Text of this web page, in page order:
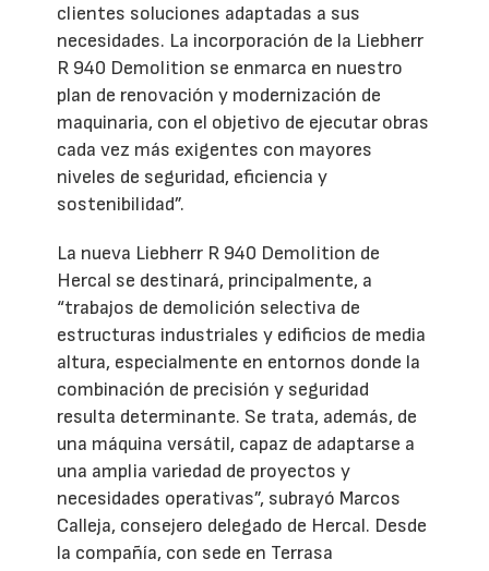
clientes soluciones adaptadas a sus
necesidades. La incorporación de la Liebherr
R 940 Demolition se enmarca en nuestro
plan de renovación y modernización de
maquinaria, con el objetivo de ejecutar obras
cada vez más exigentes con mayores
niveles de seguridad, eficiencia y
sostenibilidad”.
La nueva Liebherr R 940 Demolition de
Hercal se destinará, principalmente, a
“trabajos de demolición selectiva de
estructuras industriales y edificios de media
altura, especialmente en entornos donde la
combinación de precisión y seguridad
resulta determinante. Se trata, además, de
una máquina versátil, capaz de adaptarse a
una amplia variedad de proyectos y
necesidades operativas”, subrayó Marcos
Calleja, consejero delegado de Hercal. Desde
la compañía, con sede en Terrasa